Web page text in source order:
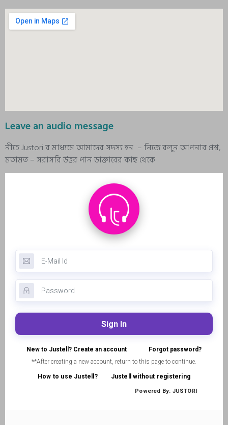
Leave an audio message
নীচে Justori র মাধ্যমে আমাদের সদস্য হন – নিজে বলুন আপনার প্রশ্ন,
মতামত – সরাসরি উত্তর পান ডাক্তারের কাছ থেকে